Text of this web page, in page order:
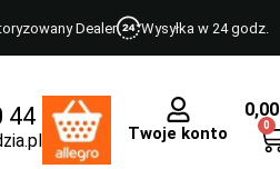
Dealer Wysyłka w 24 godz.
44
Twoje konto
0,00
0